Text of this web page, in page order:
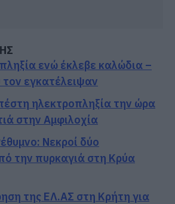
ενώ έκλεβε καλώδια –
τον εγκατέλειψαν
ηλεκτροπληξία την ώρα
στην Αμφιλοχία
Νεκροί δύο
την πυρκαγιά στη Κρύα
της ΕΛ.ΑΣ στη Κρήτη για